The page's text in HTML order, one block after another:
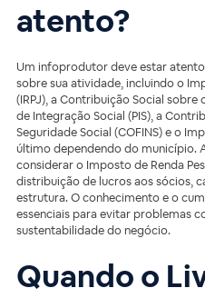
atento?
Um infoprodutor deve estar
sobre sua atividade, incluindo o
(IRPJ), a Contribuição Social
de Integração Social (PIS), a
Seguridade Social (COFINS) e o
último dependendo do município.
considerar o Imposto de Renda
distribuição de lucros aos sócios,
estrutura. O conhecimento e o
essenciais para evitar problemas
sustentabilidade do negócio.
Quando o